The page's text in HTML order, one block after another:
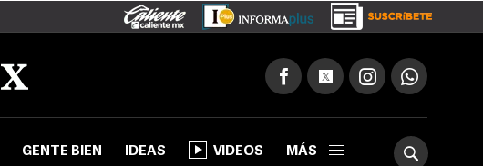
GENTE BIEN IDEAS VIDEOS MÁS